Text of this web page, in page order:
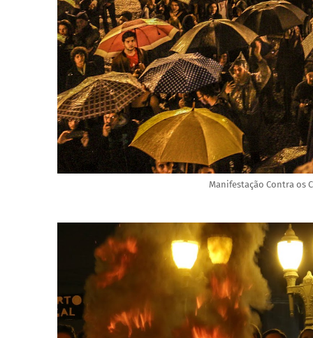
Manifestação Contra os